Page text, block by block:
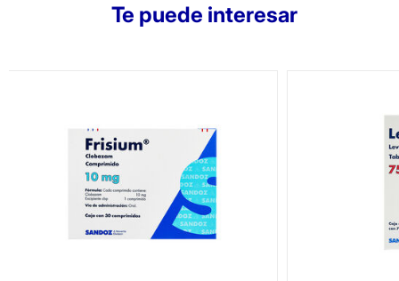
Te puede interesar